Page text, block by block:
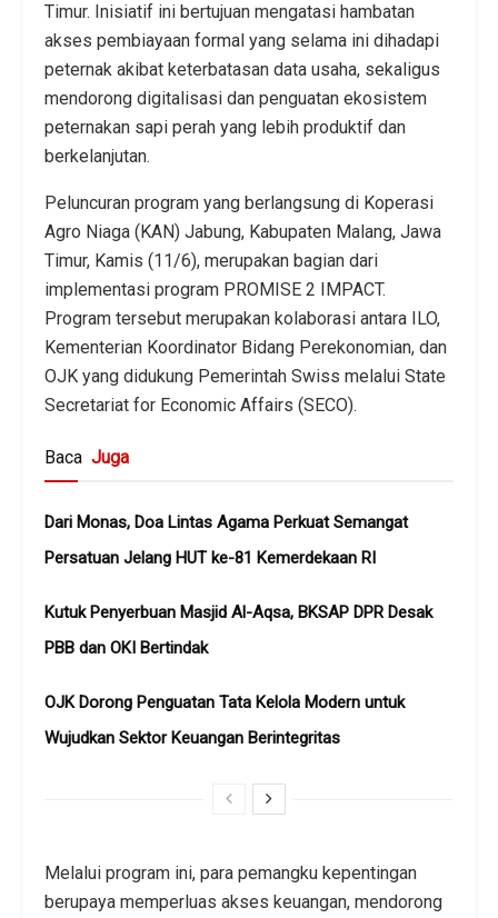
Timur. Inisiatif ini bertujuan mengatasi hambatan
akses pembiayaan formal yang selama ini dihadapi
peternak akibat keterbatasan data usaha, sekaligus
mendorong digitalisasi dan penguatan ekosistem
peternakan sapi perah yang lebih produktif dan
berkelanjutan.
Peluncuran program yang berlangsung di Koperasi
Agro Niaga (KAN) Jabung, Kabupaten Malang, Jawa
Timur, Kamis (11/6), merupakan bagian dari
implementasi program PROMISE 2 IMPACT.
Program tersebut merupakan kolaborasi antara ILO,
Kementerian Koordinator Bidang Perekonomian, dan
OJK yang didukung Pemerintah Swiss melalui State
Secretariat for Economic Affairs (SECO).
Baca Juga
Dari Monas, Doa Lintas Agama Perkuat Semangat
Persatuan Jelang HUT ke-81 Kemerdekaan RI
Kutuk Penyerbuan Masjid Al-Aqsa, BKSAP DPR Desak
PBB dan OKI Bertindak
OJK Dorong Penguatan Tata Kelola Modern untuk
Wujudkan Sektor Keuangan Berintegritas
Melalui program ini, para pemangku kepentingan
berupaya memperluas akses keuangan, mendorong